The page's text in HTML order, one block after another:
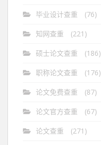
毕业设计查重 (76)
知网查重 (221)
硕士论文查重 (186)
职称论文查重 (176)
论文免费查重 (87)
论文官方查重 (67)
论文查重 (271)